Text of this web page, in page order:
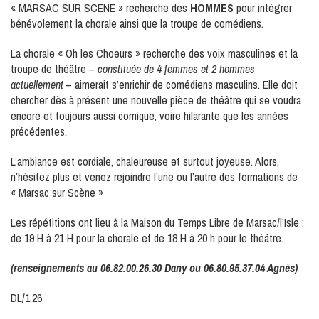
« MARSAC SUR SCENE » recherche des HOMMES pour intégrer
bénévolement la chorale ainsi que la troupe de comédiens.
La chorale « Oh les Choeurs » recherche des voix masculines et la
troupe de théâtre – constituée de 4femmes et 2 hommes
actuellement– aimerait s’enrichir de comédiens masculins. Elle doit
chercher dès à présent une nouvelle pièce de théâtre qui se voudra
encore et toujours aussi comique, voire hilarante que les années
précédentes.
L’ambiance est cordiale, chaleureuse et surtout joyeuse. Alors,
n’hésitez plus et venez rejoindre l’une ou l’autre des formations de
« Marsac sur Scène »
Les répétitions ont lieu à la Maison du Temps Libre de Marsac/l’Isle :
de 19 H à 21 H pour la chorale et de 18 H à 20 h pour le théâtre.
(renseignements au 06.82.00.26.30 Dany ou 06.80.95.37.04 Agnès)
DL/1.26